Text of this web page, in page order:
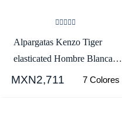
Alpargatas Kenzo Tiger
elasticated Hombre Blancas -
SKU.3557621
MXN2,711 7 Colores